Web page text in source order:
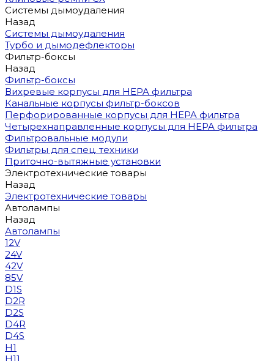
Системы дымоудаления
Назад
Системы дымоудаления
Турбо и дымодефлекторы
Фильтр-боксы
Назад
Фильтр-боксы
Вихревые корпусы для HEPA фильтра
Канальные корпусы фильтр-боксов
Перфорированные корпусы для HEPA фильтра
Четырехнаправленные корпусы для HEPA фильтра
Фильтровальные модули
Фильтры для спец. техники
Приточно-вытяжные установки
Электротехнические товары
Назад
Электротехнические товары
Автолампы
Назад
Автолампы
12V
24V
42V
85V
D1S
D2R
D2S
D4R
D4S
H1